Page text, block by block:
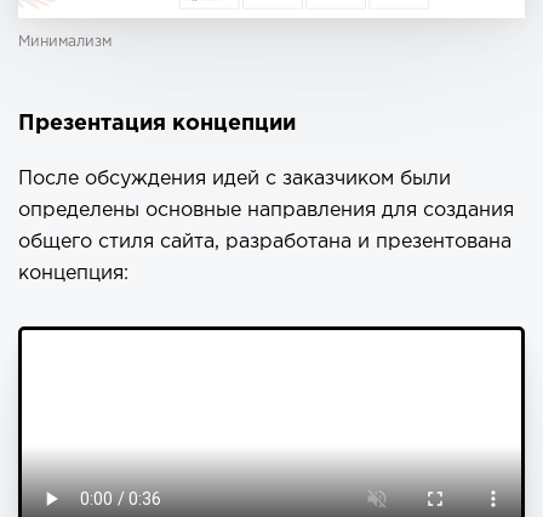
Минимализм
Презентация концепции
После обсуждения идей с заказчиком были
определены основные направления для создания
общего стиля сайта, разработана и презентована
концепция: